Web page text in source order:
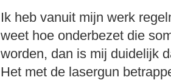
Ik heb vanuit mijn werk
weet hoe onderbezet die
worden, dan is mij duidelijk
Het met de lasergun